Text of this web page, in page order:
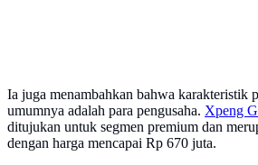
Ia juga menambahkan bahwa karakteristik
umumnya adalah para pengusaha. Xpeng
ditujukan untuk segmen premium dan
dengan harga mencapai Rp 670 juta.